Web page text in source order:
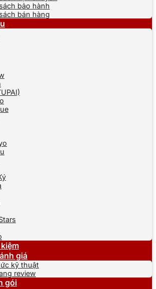
bảo hành
bán hàng
giá
kỹ thuật
review
gói